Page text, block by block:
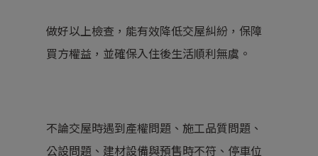
做好以上檢查，能有效降低交屋糾紛，保障
買方權益，並確保入住後生活順利無虞。
不論交屋時遇到產權問題、施工品質問題、
公設問題、建材設備與預售時不符、停車位